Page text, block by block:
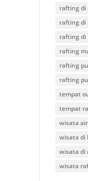
rafting di
rafting di
rafting di
rafting
rafting
rafting
tempat
tempat
wisata
wisata di
wisata di
wisata